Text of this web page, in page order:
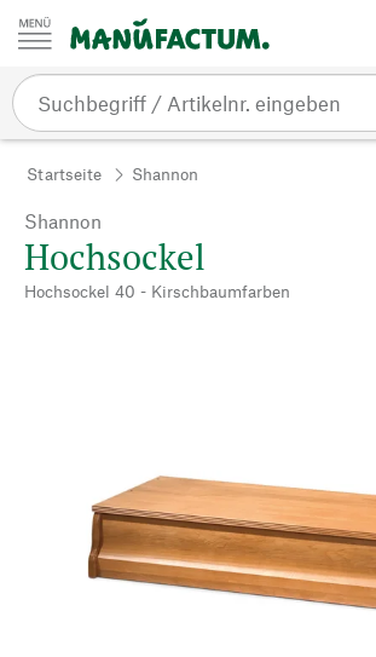
Zum Inhalt springen
Startseite Shannon
Shannon
Hochsockel
Hochsockel 40 - Kirschbaumfarben